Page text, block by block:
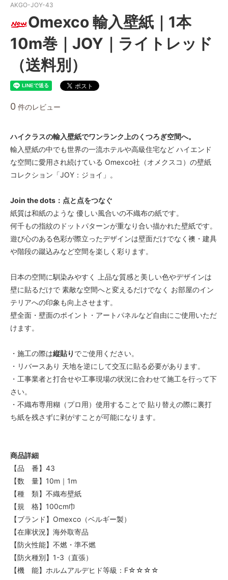
AKGO-JOY-43
Omexco 輸入壁紙｜1本
10m巻｜JOY｜ライトレッド
（送料別）
0 件のレビュー
ハイクラスの輸入壁紙でワンランク上のくつろぎ空間へ。
輸入壁紙の中でも世界の一流ホテルや高級住宅など ハイエンド
な空間に愛用され続けている Omexco社（オメクスコ）の壁紙
コレクション「JOY：ジョイ」。
Join the dots：点と点をつなぐ
紙質は和紙のような 優しい風合いの不織布の紙です。
何千もの指紋のドットパターンが重なり合い描かれた壁紙です。
遊び心のある色彩が際立ったデザインは壁面だけでなく襖・建具
や階段の蹴込みなど空間を楽しく彩ります。
日本の空間に馴染みやすく 上品な質感と美しい色やデザインは
壁に貼るだけで 素敵な空間へと変えるだけでなく お部屋のイン
テリアへの印象も向上させます。
壁全面・壁面のポイント・アートパネルなど自由にご使用いただ
けます。
・施工の際は縦貼り でご使用ください。
・リバースあり 天地を逆にして交互に貼る必要があります。
・工事業者と打合せや工事現場の状況に合わせて施工を行って下
さい。
・不織布専用糊（プロ用）使用することで 貼り替えの際に裏打
ち紙を残さずに剥がすことが可能になります。
商品詳細
【品 番】43
【数 量】10m｜1m
【種 類】不織布壁紙
【規 格】100cm巾
【ブランド】Omexco（ベルギー製）
【在庫状況】海外取寄品
【防火性能】不燃・準不燃
【防火種別】1-3（直張）
【機 能】ホルムアルデヒド等級：F☆☆☆☆